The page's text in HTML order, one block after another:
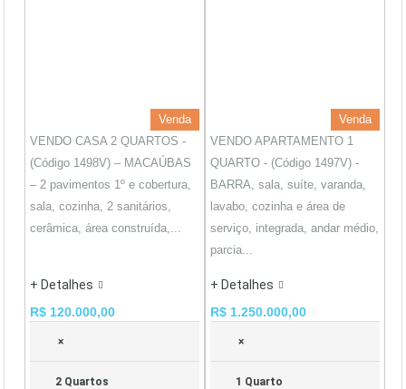
Venda
VENDO CASA 2 QUARTOS -
(Código 1498V) – MACAÚBAS
– 2 pavimentos 1º e cobertura,
sala, cozinha, 2 sanitários,
cerâmica, área construída,...
+ Detalhes
R$ 120.000,00
×
2 Quartos
Venda
VENDO APARTAMENTO 1
QUARTO - (Código 1497V) -
BARRA, sala, suíte, varanda,
lavabo, cozinha e área de
serviço, integrada, andar médio,
parcia...
+ Detalhes
R$ 1.250.000,00
×
1 Quarto